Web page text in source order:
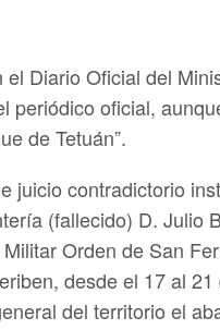
Diario Oficial del
oficial,
de Tetuán”.
juicio contradictorio
(fallecido) D. Julio
Orden de San
desde el 17 al
del territorio el